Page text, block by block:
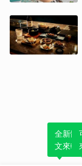
全新體
文來輕